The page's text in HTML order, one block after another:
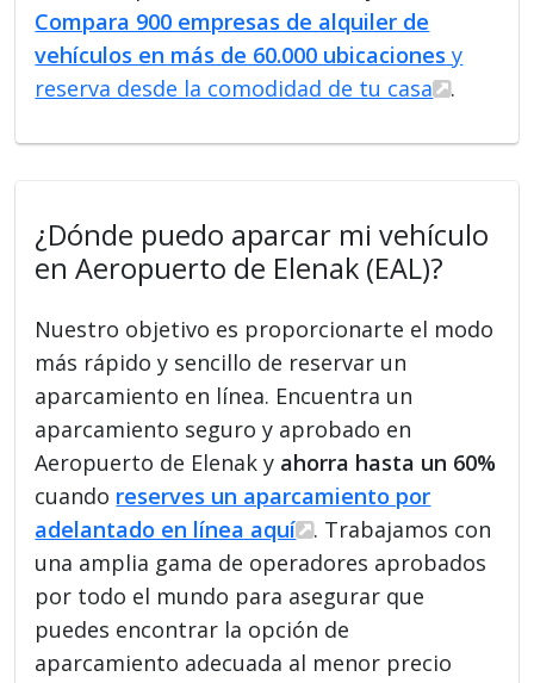
Compara 900 empresas de alquiler de
vehículos en más de 60.000 ubicaciones y
reserva desde la comodidad de tu casa
.
¿Dónde puedo aparcar mi vehículo
en Aeropuerto de Elenak (EAL)?
Nuestro objetivo es proporcionarte el modo
más rápido y sencillo de reservar un
aparcamiento en línea. Encuentra un
aparcamiento seguro y aprobado en
Aeropuerto de Elenak y ahorra hasta un 60%
cuando reserves un aparcamiento por
adelantado en línea aquí
. Trabajamos con
una amplia gama de operadores aprobados
por todo el mundo para asegurar que
puedes encontrar la opción de
aparcamiento adecuada al menor precio